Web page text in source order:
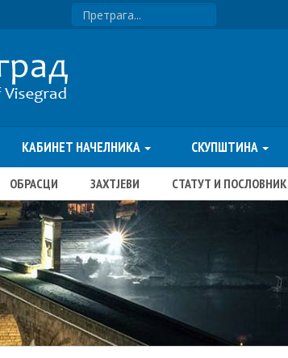
КАБИНЕТ НАЧЕЛНИКА СКУПШТИНА
ОБРАСЦИ ЗАХТЈЕВИ СТАТУТ И ПОСЛОВНИК